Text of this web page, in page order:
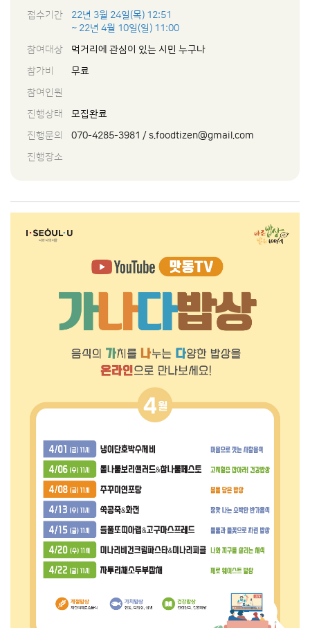
접수기간
22년 3월 24일(목) 12:51
~ 22년 4월 10일(일) 11:00
참여대상
먹거리에 관심이 있는 시민 누구나
참가비
무료
참여인원
진행상태
모집완료
진행문의
070-4285-3981 / s.foodtizen@gmail.com
진행장소